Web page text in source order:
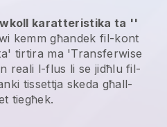
karatteristika ta ''
kemm għandek fil-kont
tirtira ma 'Transferwise
reali l-flus li se jidħlu fil-
tissettja skeda għall-
tiegħek.